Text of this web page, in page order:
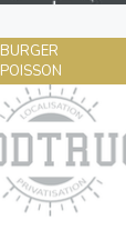
BURGER
POISSON